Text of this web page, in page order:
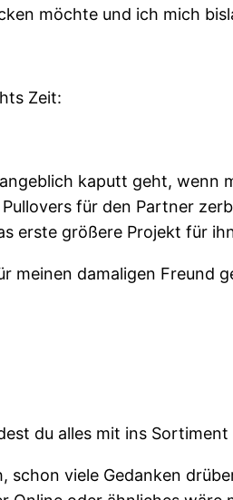
möchte und ich mich
Zeit:
kaputt geht,
für den Partner
erste größere Projekt für
meinen damaligen
du alles mit ins Sortiment
viele Gedanken